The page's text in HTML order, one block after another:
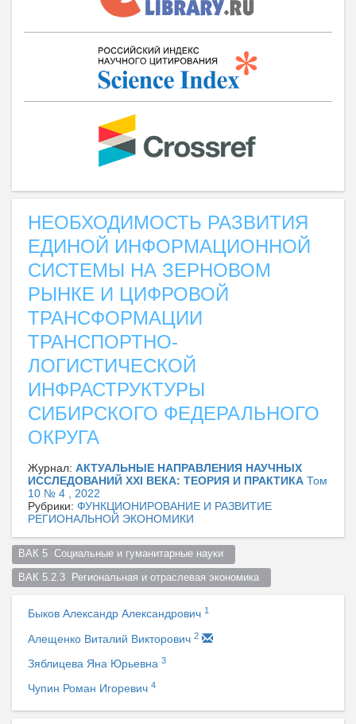
НЕОБХОДИМОСТЬ РАЗВИТИЯ
ЕДИНОЙ ИНФОРМАЦИОННОЙ
СИСТЕМЫ НА ЗЕРНОВОМ
РЫНКЕ И ЦИФРОВОЙ
ТРАНСФОРМАЦИИ
ТРАНСПОРТНО-
ЛОГИСТИЧЕСКОЙ
ИНФРАСТРУКТУРЫ
СИБИРСКОГО ФЕДЕРАЛЬНОГО
ОКРУГА
Журнал: АКТУАЛЬНЫЕ НАПРАВЛЕНИЯ НАУЧНЫХ
ИССЛЕДОВАНИЙ XXI ВЕКА: ТЕОРИЯ И ПРАКТИКА Том
10 № 4 , 2022
Рубрики: ФУНКЦИОНИРОВАНИЕ И РАЗВИТИЕ
РЕГИОНАЛЬНОЙ ЭКОНОМИКИ
ВАК 5  Социальные и гуманитарные науки
ВАК 5.2.3  Региональная и отраслевая экономика
Быков Александр Александрович 1
Алещенко Виталий Викторович 2
Зяблицева Яна Юрьевна 3
Чупин Роман Игоревич 4